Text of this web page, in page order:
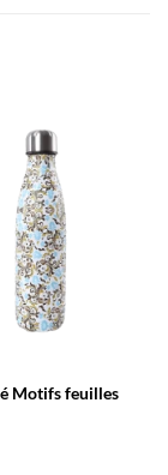
Motifs feuilles